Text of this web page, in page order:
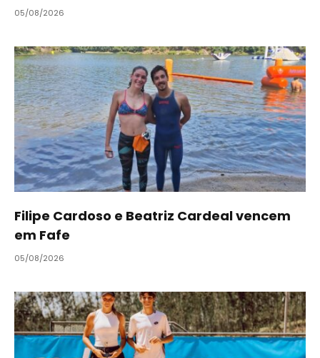
05/08/2026
Filipe Cardoso e Beatriz Cardeal vencem
em Fafe
05/08/2026